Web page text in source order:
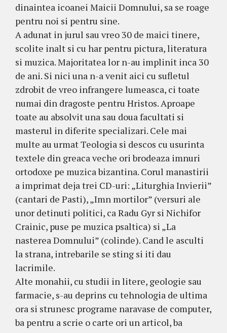
dinaintea icoanei Maicii Domnului, sa se roage
pentru noi si pentru sine.
A adunat in jurul sau vreo 30 de maici tinere,
scolite inalt si cu har pentru pictura, literatura
si muzica. Majoritatea lor n-au implinit inca 30
de ani. Si nici una n-a venit aici cu sufletul
zdrobit de vreo infrangere lumeasca, ci toate
numai din dragoste pentru Hristos. Aproape
toate au absolvit una sau doua facultati si
masterul in diferite specializari. Cele mai
multe au urmat Teologia si descos cu usurinta
textele din greaca veche ori brodeaza imnuri
ortodoxe pe muzica bizantina. Corul manastirii
a imprimat deja trei CD-uri: „Liturghia Invierii”
(cantari de Pasti), „Imn mortilor” (versuri ale
unor detinuti politici, ca Radu Gyr si Nichifor
Crainic, puse pe muzica psaltica) si „La
nasterea Domnului” (colinde). Cand le asculti
la strana, intrebarile se sting si iti dau
lacrimile.
Alte monahii, cu studii in litere, geologie sau
farmacie, s-au deprins cu tehnologia de ultima
ora si strunesc programe naravase de computer,
ba pentru a scrie o carte ori un articol, ba